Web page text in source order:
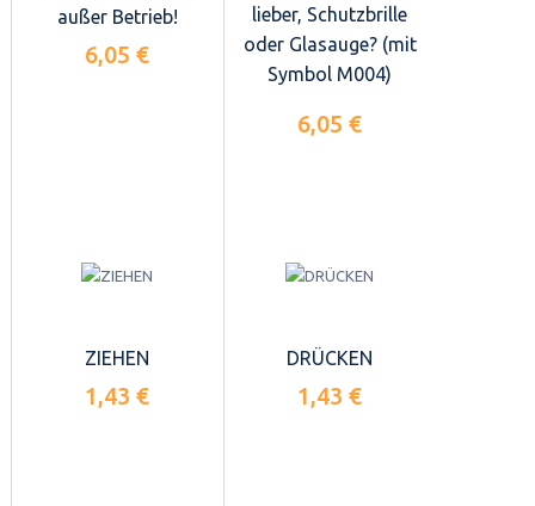
außer Betrieb!
6,05 €
lieber, Schutzbrille
oder Glasauge? (mit
Symbol M004)
6,05 €
ZIEHEN
1,43 €
DRÜCKEN
1,43 €